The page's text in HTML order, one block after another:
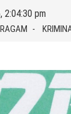
2:04:30 pm
RAGAM